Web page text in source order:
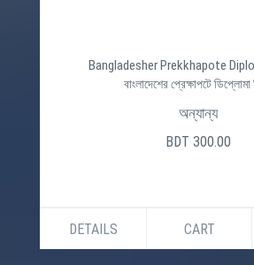
Bangladesher Prekkhapote
বাংলাদেশের প্রেক্ষাপটে ডিপ্লোমা
অন্যান্য
BDT 300.00
DETAILS CART